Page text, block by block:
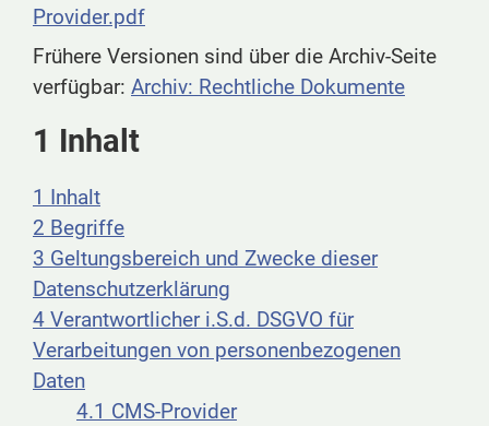
Provider.pdf
Frühere Versionen sind über die Archiv-Seite
verfügbar: Archiv: Rechtliche Dokumente
1 Inhalt
1 Inhalt
2 Begriffe
3 Geltungsbereich und Zwecke dieser
Datenschutzerklärung
4 Verantwortlicher i.S.d. DSGVO für
Verarbeitungen von personenbezogenen
Daten
4.1 CMS-Provider